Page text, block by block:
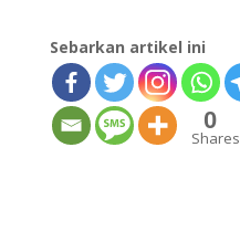
Sebarkan artikel ini
0
Shares